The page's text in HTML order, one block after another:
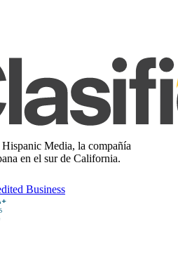
Media, la compañía
en el sur de California.
Business